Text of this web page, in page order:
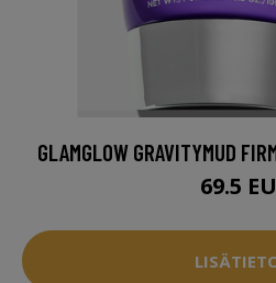
GLAMGLOW GRAVITYMUD
69.5